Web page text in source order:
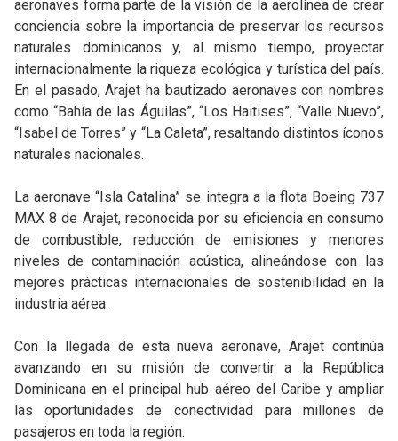
aeronaves forma parte de la visión de la aerolínea de crear
conciencia sobre la importancia de preservar los recursos
naturales dominicanos y, al mismo tiempo, proyectar
internacionalmente la riqueza ecológica y turística del país.
En el pasado, Arajet ha bautizado aeronaves con nombres
como “Bahía de las Águilas”, “Los Haitises”, “Valle Nuevo”,
“Isabel de Torres” y “La Caleta”, resaltando distintos íconos
naturales nacionales.
La aeronave “Isla Catalina” se integra a la flota Boeing 737
MAX 8 de Arajet, reconocida por su eficiencia en consumo
de combustible, reducción de emisiones y menores
niveles de contaminación acústica, alineándose con las
mejores prácticas internacionales de sostenibilidad en la
industria aérea.
Con la llegada de esta nueva aeronave, Arajet continúa
avanzando en su misión de convertir a la República
Dominicana en el principal hub aéreo del Caribe y ampliar
las oportunidades de conectividad para millones de
pasajeros en toda la región.